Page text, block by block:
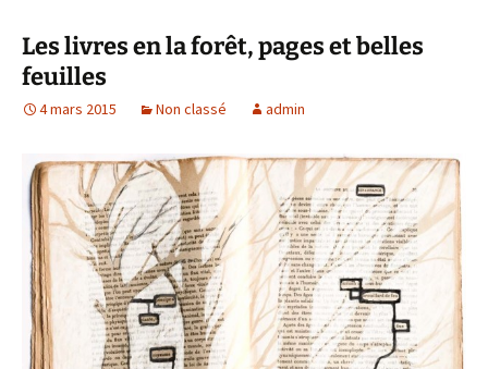
Les livres en la forêt, pages et belles
feuilles
4 mars 2015 Non classé admin